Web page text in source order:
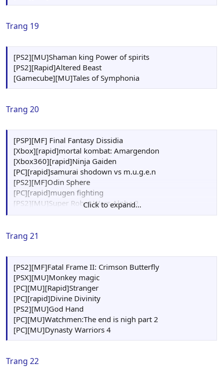
Trang 19
[PS2][MU]Shaman king Power of spirits
[PS2][Rapid]Altered Beast
[Gamecube][MU]Tales of Symphonia
Trang 20
[PSP][MF] Final Fantasy Dissidia
[Xbox][rapid]mortal kombat: Amargendon
[Xbox360][rapid]Ninja Gaiden
[PC][rapid]samurai shodown vs m.u.g.e.n
[PS2][MF]Odin Sphere
[PC][rapid]mugen fighting
[PS2][MU]Super Robot Wars Alpha 2
[Xbox][MU]Nịna Gaiden: Black
Click to expand...
Trang 21
[PS2][MF]Fatal Frame II: Crimson Butterfly
[PSX][MU]Monkey magic
[PC][MU][Rapid]Stranger
[PC][rapid]Divine Divinity
[PS2][MU]God Hand
[PC][MU]Watchmen:The end is nigh part 2
[PC][MU]Dynasty Warriors 4
Trang 22